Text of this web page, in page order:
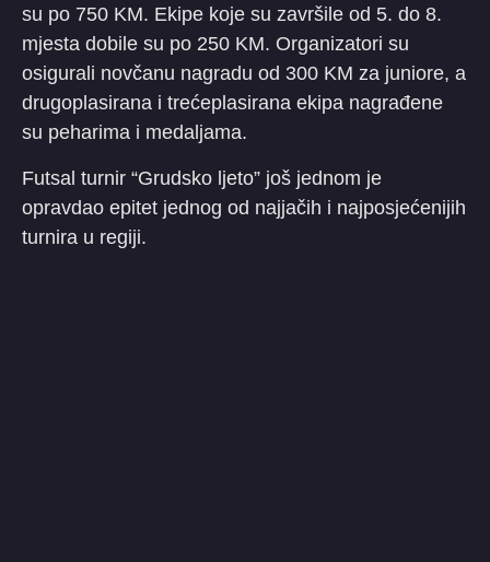
su po 750 KM. Ekipe koje su završile od 5. do 8.
mjesta dobile su po 250 KM. Organizatori su
osigurali novčanu nagradu od 300 KM za juniore, a
drugoplasirana i trećeplasirana ekipa nagrađene
su peharima i medaljama.
Futsal turnir “Grudsko ljeto” još jednom je
opravdao epitet jednog od najjačih i najposjećenijih
turnira u regiji.